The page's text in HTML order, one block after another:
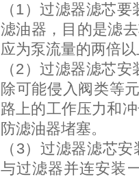
（1）过滤器滤芯
滤油器，目的是滤
应为泵流量的两倍
（2）过滤器滤芯
除可能侵入阀类等
路上的工作压力和
防滤油器堵塞。
（3）过滤器滤芯
与过滤器并连安装